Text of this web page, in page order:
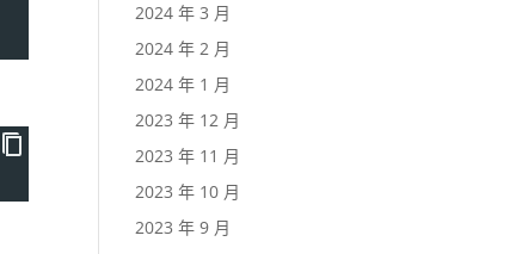
2024 年 3 月
2024 年 2 月
2024 年 1 月
2023 年 12 月
2023 年 11 月
2023 年 10 月
2023 年 9 月